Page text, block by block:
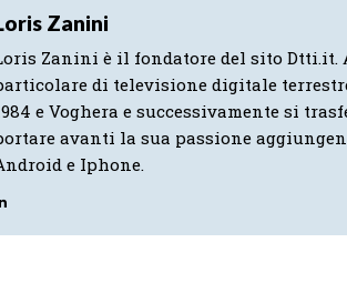
Zanini
Zanini è il fondatore del sito Dtti.it.
di televisione digitale
e Voghera e successivamente si
avanti la sua passione
e Iphone.